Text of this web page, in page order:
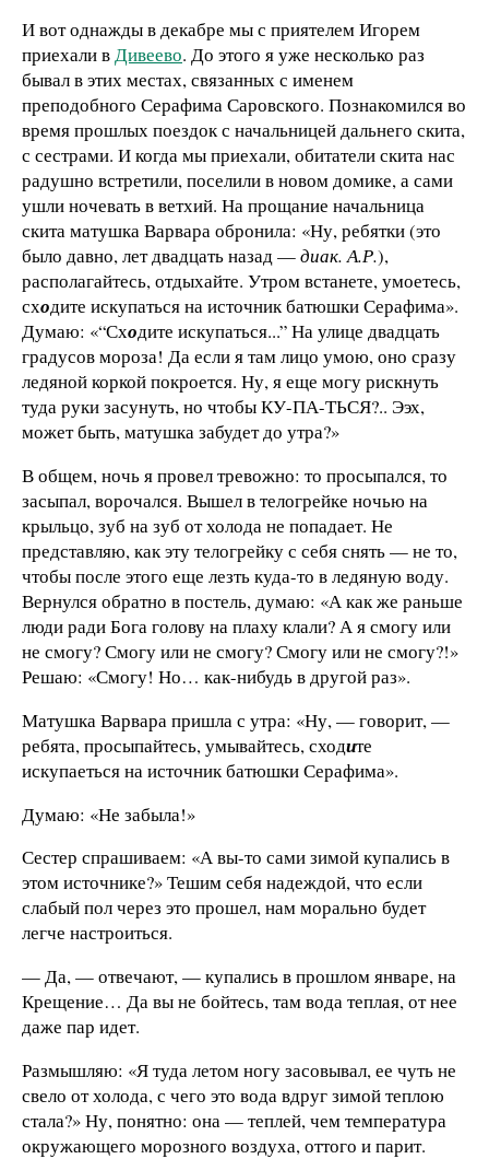
И вот однажды в декабре мы с приятелем Игорем
приехали вДивеево. До этого я уже несколько раз
бывал в этих местах, связанных с именем
преподобного Серафима Саровского. Познакомился во
время прошлых поездок с начальницей дальнего скита,
с сестрами. И когда мы приехали, обитатели скита нас
радушно встретили, поселили в новом домике, а сами
ушли ночевать в ветхий. На прощание начальница
скита матушка Варвара обронила: «Ну, ребятки (это
было давно, лет двадцать назад —диак. А.Р.),
располагайтесь, отдыхайте. Утром встанете, умоетесь,
сходите искупаться на источник батюшки Серафима».
Думаю: «“Сходите искупаться...” На улице двадцать
градусов мороза! Да если я там лицо умою, оно сразу
ледяной коркой покроется. Ну, я еще могу рискнуть
туда руки засунуть, но чтобы КУ-ПА-ТЬСЯ?.. Ээх,
может быть, матушка забудет до утра?»
В общем, ночь я провел тревожно: то просыпался, то
засыпал, ворочался. Вышел в телогрейке ночью на
крыльцо, зуб на зуб от холода не попадает. Не
представляю, как эту телогрейку с себя снять — не то,
чтобы после этого еще лезть куда-то в ледяную воду.
Вернулся обратно в постель, думаю: «А как же раньше
люди ради Бога голову на плаху клали? А я смогу или
не смогу? Смогу или не смогу? Смогу или не смогу?!»
Решаю: «Смогу! Но… как-нибудь в другой раз».
Матушка Варвара пришла с утра: «Ну, — говорит, —
ребята, просыпайтесь, умывайтесь, сходите
искупаеться на источник батюшки Серафима».
Думаю: «Не забыла!»
Сестер спрашиваем: «А вы-то сами зимой купались в
этом источнике?» Тешим себя надеждой, что если
слабый пол через это прошел, нам морально будет
легче настроиться.
— Да, — отвечают, — купались в прошлом январе, на
Крещение… Да вы не бойтесь, там вода теплая, от нее
даже пар идет.
Размышляю: «Я туда летом ногу засовывал, ее чуть не
свело от холода, с чего это вода вдруг зимой теплою
стала?» Ну, понятно: она — теплей, чем температура
окружающего морозного воздуха, оттого и парит.